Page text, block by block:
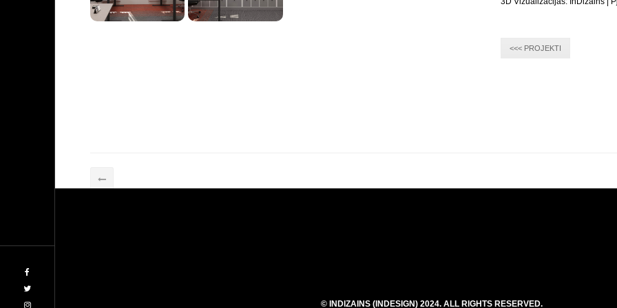
<<< PROJEKTI
© INDIZAINS (INDESIGN) 2024. ALL RIGHTS RESERVED.